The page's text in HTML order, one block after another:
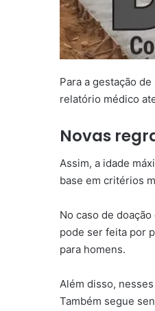
Para a gestação de
relatório médico
Novas
Assim, a idade
base em critérios
No caso de
pode ser feita por
para homens.
Além disso,
Também segue